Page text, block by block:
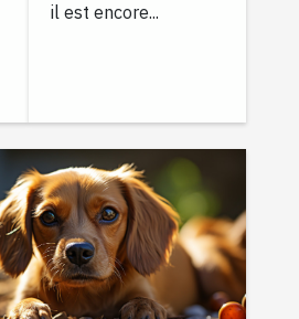
il est encore...